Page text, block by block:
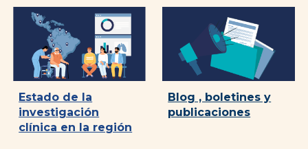
Estado de la
investigación
clínica en la región
Blog , boletines y
publicaciones